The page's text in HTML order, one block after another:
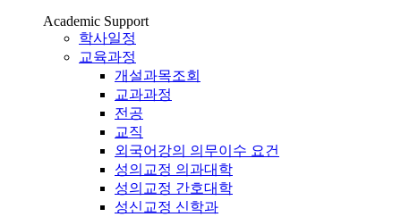
Academic Support
학사일정
교육과정
개설과목조회
교과과정
전공
교직
외국어강의 의무이수 요건
성의교정 의과대학
성의교정 간호대학
성신교정 신학과